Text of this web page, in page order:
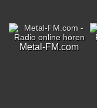
Metal-FM.com